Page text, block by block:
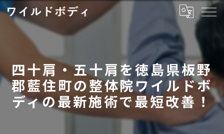
四十肩・五十肩を徳島県板野
郡藍住町の整体院ワイルドボ
ディの最新施術で最短改善！